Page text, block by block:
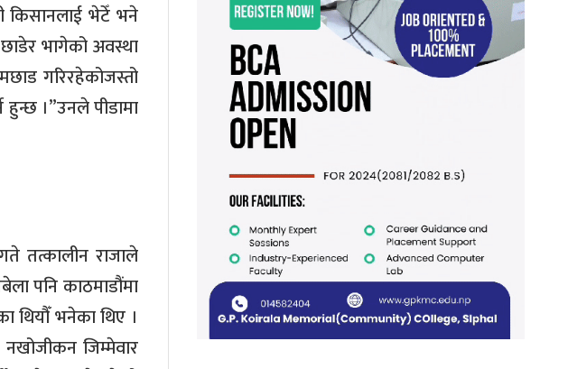
किसानलाई भेटेँ भने
भागेको अवस्था
गरिरहेकोजस्तो
हुन्छ ।”उनले पीडामा
तत्कालीन राजाले
पनि काठमाडौंमा
थियौँ भनेका थिए ।
जिम्मेवार